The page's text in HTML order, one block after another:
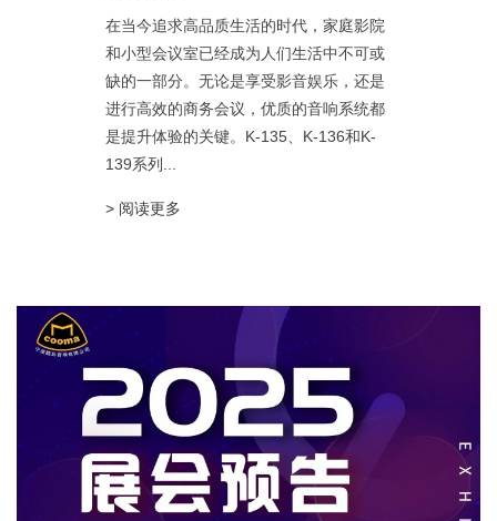
在当今追求高品质生活的时代，家庭影院
和小型会议室已经成为人们生活中不可或
缺的一部分。无论是享受影音娱乐，还是
进行高效的商务会议，优质的音响系统都
是提升体验的关键。K-135、K-136和K-
139系列...
> 阅读更多